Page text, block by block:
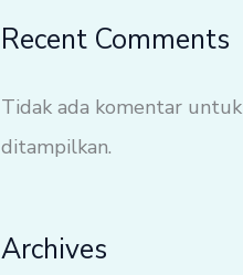
Recent Comments
Tidak ada komentar untuk
ditampilkan.
Archives